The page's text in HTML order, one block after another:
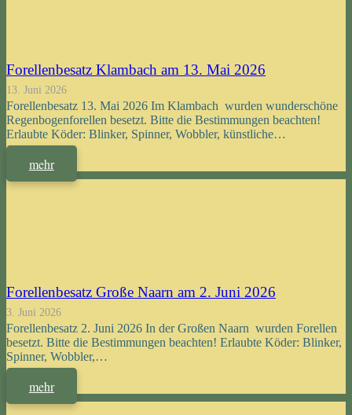
Forellenbesatz Klambach am 13. Mai 2026
13. Juni 2026
Forellenbesatz 13. Mai 2026 Im Klambach wurden wunderschöne
Regenbogenforellen besetzt. Bitte die Bestimmungen beachten!
Erlaubte Köder: Blinker, Spinner, Wobbler, künstliche…
mehr
Forellenbesatz Große Naarn am 2. Juni 2026
3. Juni 2026
Forellenbesatz 2. Juni 2026 In der Großen Naarn wurden Forellen
besetzt. Bitte die Bestimmungen beachten! Erlaubte Köder: Blinker,
Spinner, Wobbler,…
mehr